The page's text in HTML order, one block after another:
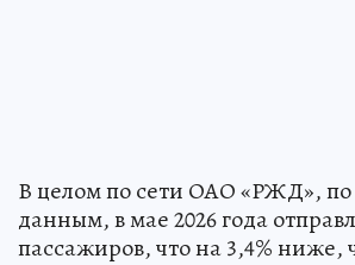
В целом по сети ОАО «РЖД»,
данным, в мае 2026 года
пассажиров, что на 3,4% ниже,